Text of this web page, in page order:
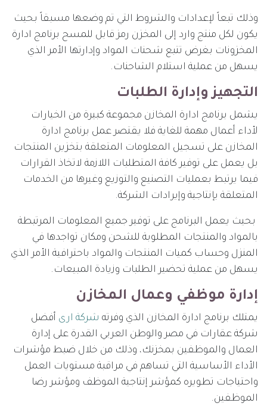
وذلك تبعاً لإعدادات والشروط التي تم وضعها مسبقاً بحيث
يكون لكل منتج وارد إلى المخزن رمز قابل للمسح برنامج ادارة
المخزونات بغرض تتبع شحنات المواد وإدارتها الأمر الذي
يسهل من عملية استلام الشاحنات.
التجهيز وإدارة الطلبات
يشمل برنامج ادارة المخازن مجموعة كبيرة من الخيارات
لأداء أعمال مهمة للغاية فلا يقتصر عمل برنامج ادارة
المخازن على تسجيل المعلومات المتعلقة بتخزين المنتجات
بل يعمل على توفير كافة المتطلبات اللازمة لاتخاذ القرارات
فيما يرتبط بعمليات التصنيع والتوزيع وغيرها من الخدمات
المتعلقة بإنتاجية وإيرادات الشركة.
بحيث يعمل البرنامج على توفير جميع المعلومات المرتبطة
بالمواد والمنتجات المطلوبة للشحن ومكان تواجدها في
المنزل وحساب كميات المنتجات والمواد باحترافية الأمر الذي
يسهل من عملية تحضير الطلبات وزيادة المبيعات.
إدارة موظفي وعمال المخازن
يمتلك برنامج ادارة المخازن الذي وفرته شركة ارى أفضل
شركة عقارات في مصر والوطن العربي القدرة على إدارة
العمال والموظفين بمخزنك، وذلك من خلال ضبط مؤشرات
الأداء الأساسية التي تساهم في مراقبة مستويات العمل
واحتياجات تطويره كمؤشر إنتاجية الموظف ومؤشر رضا
الموظفين.